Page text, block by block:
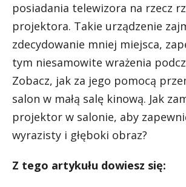
posiadania telewizora na rzecz
projektora. Takie urządzenie
zdecydowanie mniej miejsca,
tym niesamowite wrażenia
Zobacz, jak za jego pomocą
salon w małą salę kinową. Jak
projektor w salonie, aby
wyrazisty i głęboki obraz?
Z tego artykułu dowiesz się: